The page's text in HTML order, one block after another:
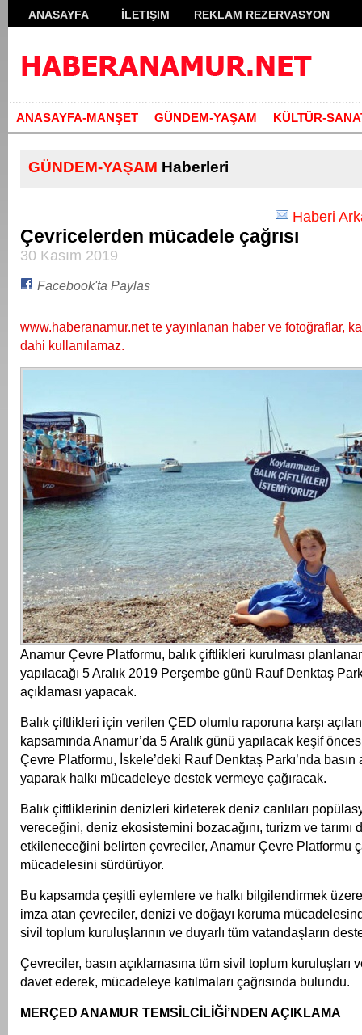
ANASAYFA İLETIŞIM REKLAM REZERVASYON
ANASAYFA-MANŞET GÜNDEM-YAŞAM KÜLTÜR-
GÜNDEM-YAŞAM Haberleri
Haberi
Çevricelerden mücadele çağrısı
30 Kasım 2019
Facebook'ta Paylas
www.haberanamur.net te yayınlanan haber ve fotoğraflar,
dahi kullanılamaz.
Anamur Çevre Platformu, balık çiftlikleri kurulması
yapılacağı 5 Aralık 2019 Perşembe günü Rauf Denktaş
açıklaması yapacak.
Balık çiftlikleri için verilen ÇED olumlu raporuna karşı
kapsamında Anamur’da 5 Aralık günü yapılacak keşif
Çevre Platformu, İskele’deki Rauf Denktaş Parkı’nda basın
yaparak halkı mücadeleye destek vermeye çağıracak.
Balık çiftliklerinin denizleri kirleterek deniz canlıları
vereceğini, deniz ekosistemini bozacağını, turizm ve tarımı
etkileneceğini belirten çevreciler, Anamur Çevre Platformu
mücadelesini sürdürüyor.
Bu kapsamda çeşitli eylemlere ve halkı bilgilendirmek
imza atan çevreciler, denizi ve doğayı koruma
sivil toplum kuruluşlarının ve duyarlı tüm vatandaşların
Çevreciler, basın açıklamasına tüm sivil toplum kuruluşları
davet ederek, mücadeleye katılmaları çağrısında bulundu.
MERÇED ANAMUR TEMSİLCİLİĞİ’NDEN AÇIKLAMA